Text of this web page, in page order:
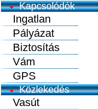
Kapcsolódók
Ingatlan
Pályázat
Biztosítás
Vám
GPS
Közlekedés
Vasút